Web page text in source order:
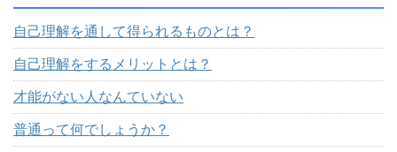
自己理解を通して得られるものとは？
自己理解をするメリットとは？
才能がない人なんていない
普通って何でしょうか？